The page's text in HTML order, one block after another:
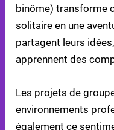
binôme) transforme
solitaire en une
partagent leurs
apprennent des
Les projets de
environnements
également ce